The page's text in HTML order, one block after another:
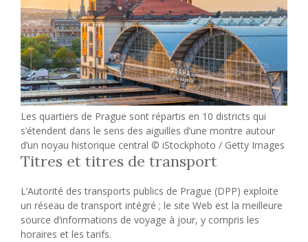
Les quartiers de Prague sont répartis en 10 districts qui
s’étendent dans le sens des aiguilles d’une montre autour
d’un noyau historique central © iStockphoto / Getty Images
Titres et titres de transport
L’Autorité des transports publics de Prague (DPP) exploite
un réseau de transport intégré ; le site Web est la meilleure
source d’informations de voyage à jour, y compris les
horaires et les tarifs.